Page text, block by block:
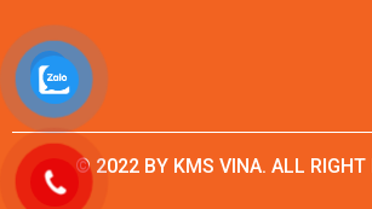
© 2022 BY KMS VINA. ALL RIGHT